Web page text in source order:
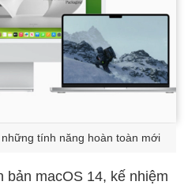
tính năng hoàn toàn mới
bản macOS 14, kế nhiệm